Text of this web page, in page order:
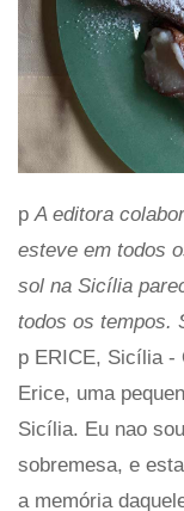
p A editora
esteve em todos
sol na Sicília
todos os tempos.
p ERICE, Sicília -
Erice, uma
Sicília. Eu nao
sobremesa, e
a memória